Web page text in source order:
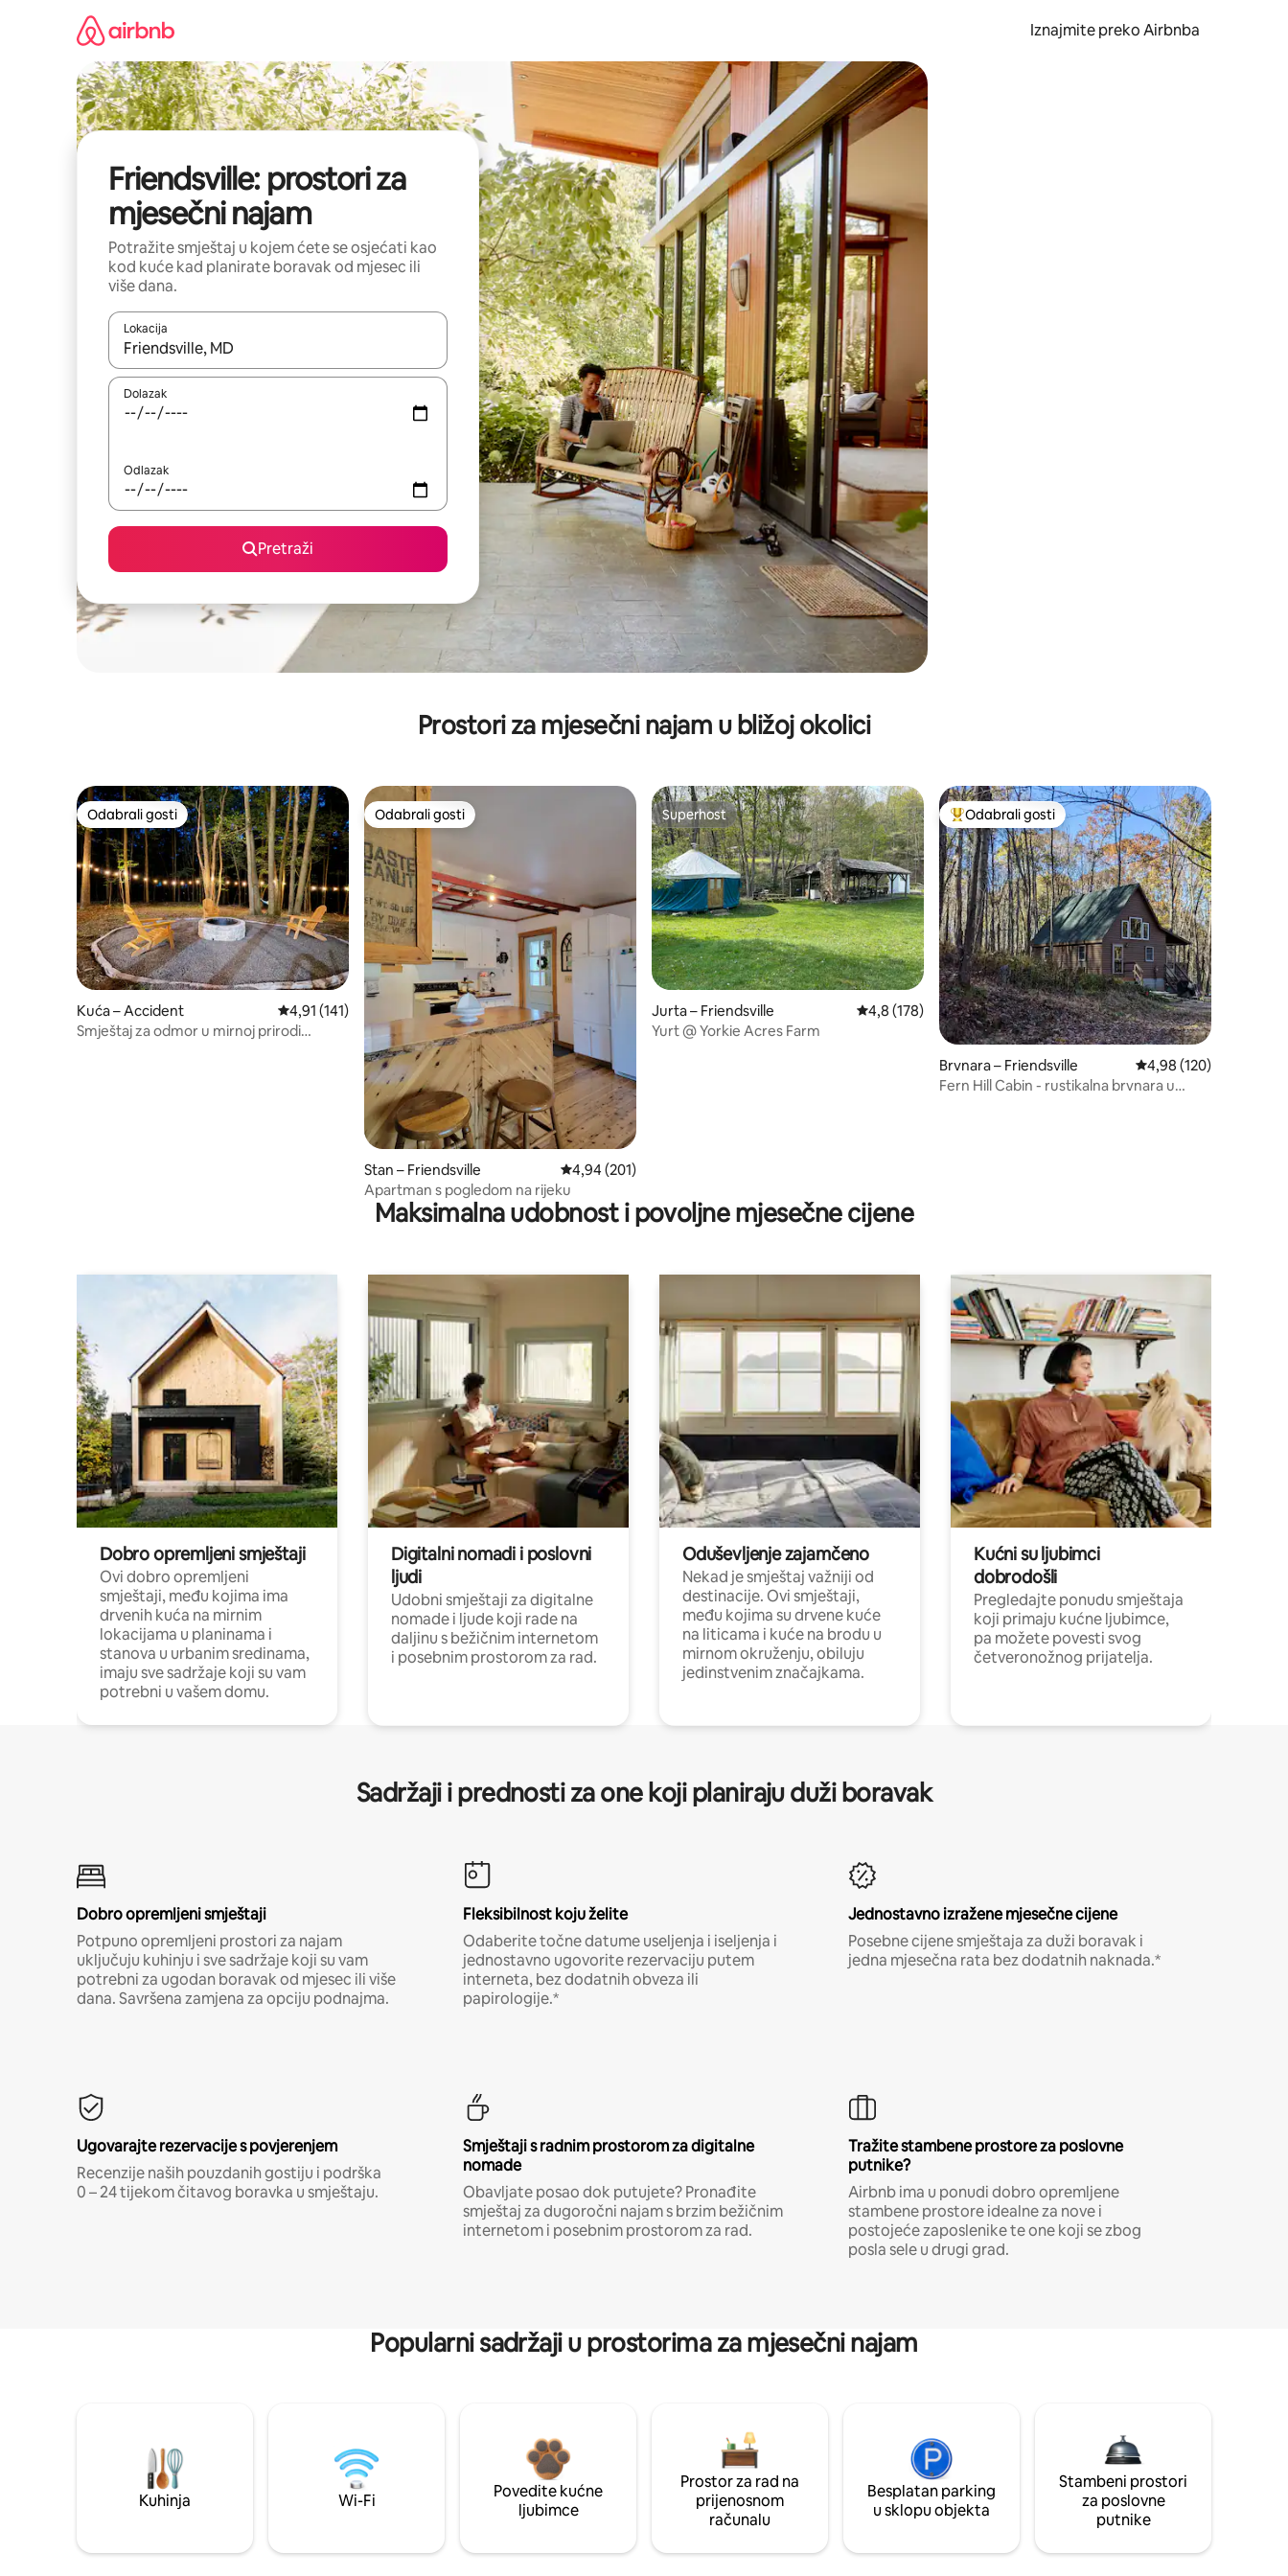
Iznajmite preko Airbnba
Friendsville: prostori za
mjesečni najam
Potražite smještaj u kojem ćete se osjećati kao
kod kuće kad planirate boravak od mjesec ili
više dana.
Lokacija
Kada budu dostupni rezultati, moći ćete ih pregledati koristeći se strelicama prema gore i prema dolje, kao i dodirom ili prelaskom prstom po zaslonu.
Dolazak
Odlazak
Pretraži
Prostori za mjesečni najam u bližoj okolici
Odabrali gosti
Odabrali gosti
Kuća – Accident Prosječna ocjena: 4,91/5, recenzija: 141
4,91 (141)
Smještaj za odmor u mirnoj prirodi
Odabrali gosti
Odabrali gosti
Stan – Friendsville Prosječna ocjena: 4,94/5, recenzija: 201
4,94 (201)
Apartman s pogledom na rijeku
Superhost
Superhost
Jurta – Friendsville Prosječna ocjena: 4,8/5, recenzija: 178
4,8 (178)
Yurt @ Yorkie Acres Farm
Među najviše rangiranima s oznakom „Odabrali gosti”
Odabrali gosti
Brvnara – Friendsville Prosječna ocjena:
4,98 (120)
Fern Hill Cabin - rustikalna brvnara u
Maksimalna udobnost i povoljne mjesečne cijene
Dobro opremljeni smještaji
Ovi dobro opremljeni
smještaji, među kojima ima
drvenih kuća na mirnim
lokacijama u planinama i
stanova u urbanim sredinama,
imaju sve sadržaje koji su vam
potrebni u vašem domu.
Digitalni nomadi i poslovni
ljudi
Udobni smještaji za digitalne
nomade i ljude koji rade na
daljinu s bežičnim internetom
i posebnim prostorom za rad.
Oduševljenje zajamčeno
Nekad je smještaj važniji od
destinacije. Ovi smještaji,
među kojima su drvene kuće
na liticama i kuće na brodu u
mirnom okruženju, obiluju
jedinstvenim značajkama.
Kućni su ljubimci
dobrodošli
Pregledajte ponudu smještaja
koji primaju kućne ljubimce,
pa možete povesti svog
četveronožnog prijatelja.
Sadržaji i prednosti za one koji planiraju duži boravak
Dobro opremljeni smještaji
Potpuno opremljeni prostori za najam
uključuju kuhinju i sve sadržaje koji su vam
potrebni za ugodan boravak od mjesec ili više
dana. Savršena zamjena za opciju podnajma.
Fleksibilnost koju želite
Odaberite točne datume useljenja i iseljenja i
jednostavno ugovorite rezervaciju putem
interneta, bez dodatnih obveza ili
papirologije.*
Jednostavno izražene mjesečne cijene
Posebne cijene smještaja za duži boravak i
jedna mjesečna rata bez dodatnih naknada.*
Ugovarajte rezervacije s povjerenjem
Recenzije naših pouzdanih gostiju i podrška
0 – 24 tijekom čitavog boravka u smještaju.
Smještaji s radnim prostorom za digitalne
nomade
Obavljate posao dok putujete? Pronađite
smještaj za dugoročni najam s brzim bežičnim
internetom i posebnim prostorom za rad.
Tražite stambene prostore za poslovne
putnike?
Airbnb ima u ponudi dobro opremljene
stambene prostore idealne za nove i
postojeće zaposlenike te one koji se zbog
posla sele u drugi grad.
Popularni sadržaji u prostorima za mjesečni najam
Kuhinja Wi-Fi
Povedite kućne
ljubimce
Prostor za rad na
prijenosnom
računalu
Besplatan parking
u sklopu objekta
Stambeni prostori
za poslovne
putnike